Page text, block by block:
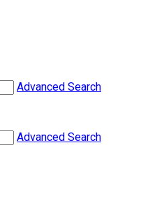
Advanced Search
Advanced Search